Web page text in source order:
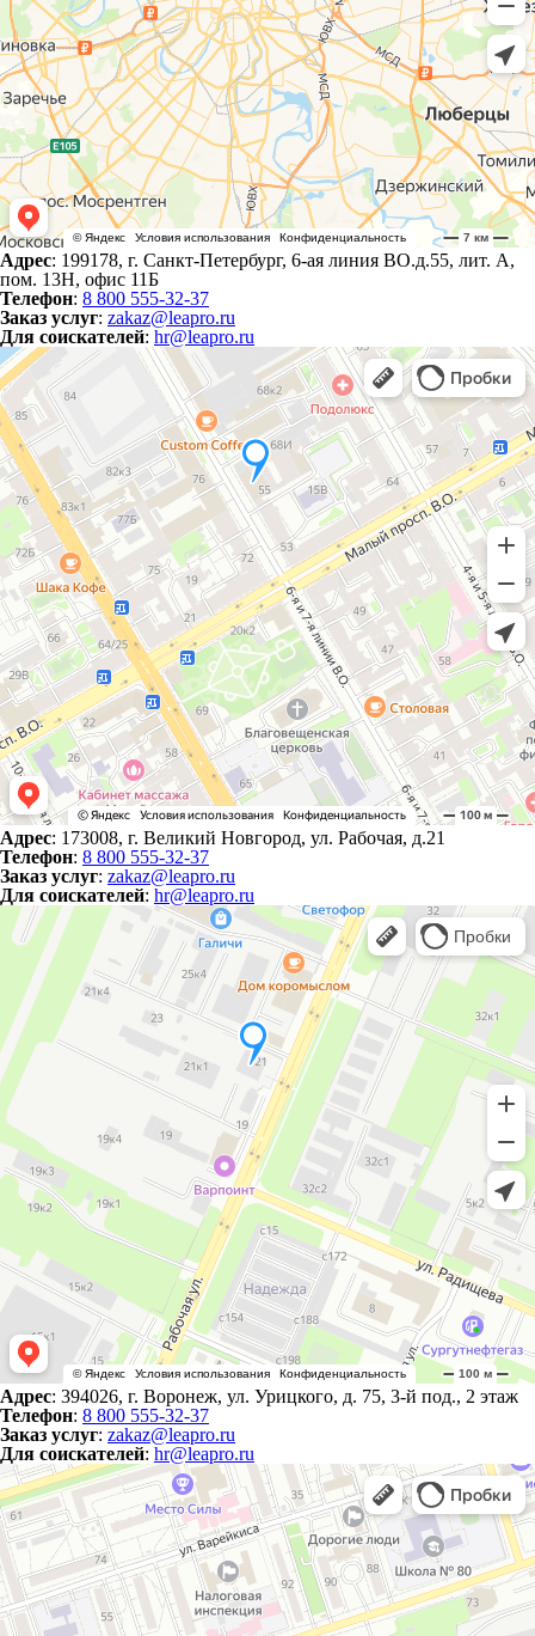
Адрес: 199178, г. Санкт-Петербург, 6-ая линия ВО.д.55, лит. А,
пом. 13Н, офис 11Б
Телефон: 8 800 555-32-37
Заказ услуг: zakaz@leapro.ru
Для соискателей: hr@leapro.ru
Адрес: 173008, г. Великий Новгород, ул. Рабочая, д.21
Телефон: 8 800 555-32-37
Заказ услуг: zakaz@leapro.ru
Для соискателей: hr@leapro.ru
Адрес: 394026, г. Воронеж, ул. Урицкого, д. 75, 3-й под., 2 этаж
Телефон: 8 800 555-32-37
Заказ услуг: zakaz@leapro.ru
Для соискателей: hr@leapro.ru